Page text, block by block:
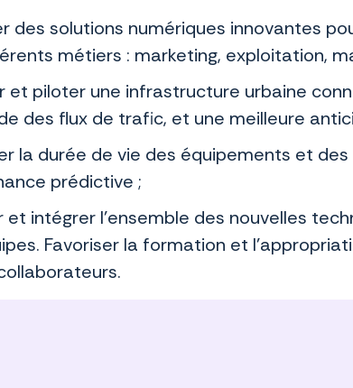
des solutions numériques innovantes
métiers : marketing, exploitation,
et piloter une infrastructure urbaine
des flux de trafic, et une meilleure
la durée de vie des équipements et
prédictive ;
et intégrer l’ensemble des nouvelles
Favoriser la formation et